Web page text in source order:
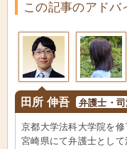
この記事のアドバ
田所 伸吾 弁護士・
京都大学法科大学院を修
宮崎県にて弁護士として